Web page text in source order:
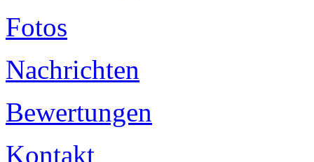
Fotos
Nachrichten
Bewertungen
Kontakt